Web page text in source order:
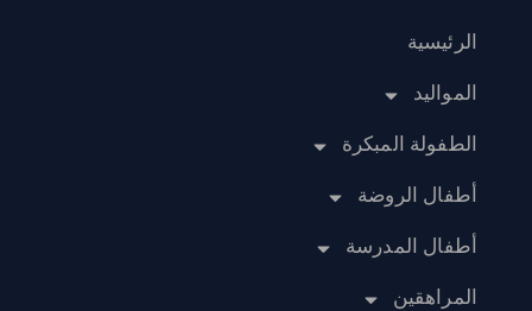
الرئيسية
المواليد
الطفولة المبكرة
أطفال الروضة
أطفال المدرسة
المراهقين